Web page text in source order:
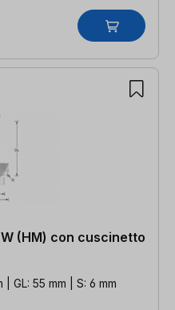
(HM) con cuscinetto
| GL: 55 mm | S: 6 mm